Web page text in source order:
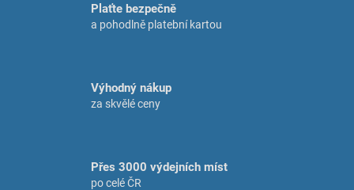
Plaťte bezpečně
a pohodlně platební kartou
Výhodný nákup
za skvělé ceny
Přes 3000 výdejních míst
po celé ČR